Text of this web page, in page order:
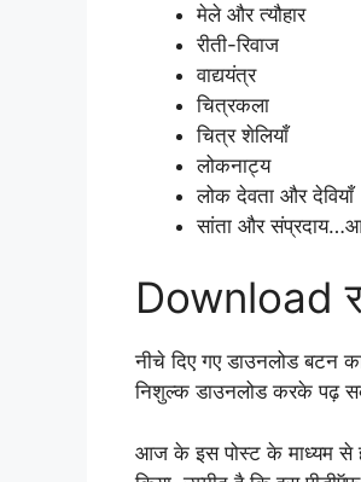
मेले और त्यौहार
रीती-रिवाज
वाद्ययंत्र
चित्रकला
चित्र शेलियाँ
लोकनाट्य
लोक देवता और देवियाँ
सांता और
Download
नीचे दिए गए डाउनलोड
निशुल्क डाउनलोड करके पढ़
आज के इस पोस्ट के माध्यम